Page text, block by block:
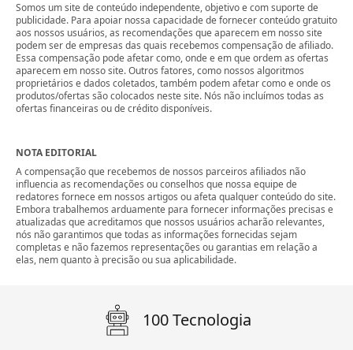
Somos um site de conteúdo independente, objetivo e com suporte de
publicidade. Para apoiar nossa capacidade de fornecer conteúdo gratuito
aos nossos usuários, as recomendações que aparecem em nosso site
podem ser de empresas das quais recebemos compensação de afiliado.
Essa compensação pode afetar como, onde e em que ordem as ofertas
aparecem em nosso site. Outros fatores, como nossos algoritmos
proprietários e dados coletados, também podem afetar como e onde os
produtos/ofertas são colocados neste site. Nós não incluímos todas as
ofertas financeiras ou de crédito disponíveis.
NOTA EDITORIAL
A compensação que recebemos de nossos parceiros afiliados não
influencia as recomendações ou conselhos que nossa equipe de
redatores fornece em nossos artigos ou afeta qualquer conteúdo do site.
Embora trabalhemos arduamente para fornecer informações precisas e
atualizadas que acreditamos que nossos usuários acharão relevantes,
nós não garantimos que todas as informações fornecidas sejam
completas e não fazemos representações ou garantias em relação a
elas, nem quanto à precisão ou sua aplicabilidade.
100 Tecnologia